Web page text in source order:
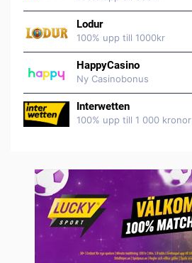
Lodur
100% upp till 1000kr
HappyCasino
Ny Casinobonus
Interwetten
100% upp till 1 000 kronor